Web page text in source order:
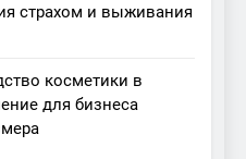
страхом и выживания
косметики в
для бизнеса